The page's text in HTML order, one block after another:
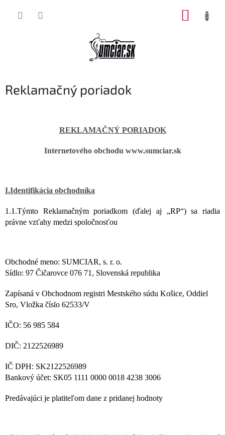
Reklamačný poriadok
REKLAMAČNÝ PORIADOK
Internetového obchodu www.sumciar.sk
I.Identifikácia obchodníka
1.1.Týmto Reklamačným poriadkom (ďalej aj „RP“) sa riadia
právne vzťahy medzi spoločnosťou
Obchodné meno: SUMCIAR, s. r. o.
Sídlo: 97 Čičarovce 076 71, Slovenská republika
Zapísaná v Obchodnom registri Mestského súdu Košice, Oddiel
Sro, Vložka číslo 62533/V
IČO: 56 985 584
DIČ: 2122526989
IČ DPH: SK2122526989
Bankový účet: SK05 1111 0000 0018 4238 3006
Predávajúci je platiteľom dane z pridanej hodnoty